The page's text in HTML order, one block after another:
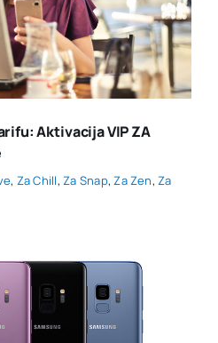
Aktivacija VIP ZA
, Za Chill,Za Snap,Za Zen,Za